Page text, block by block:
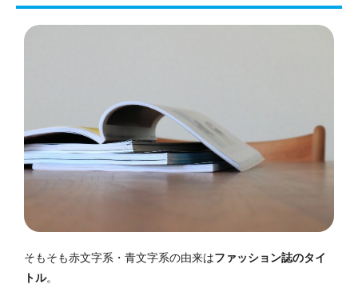
そもそも赤文字系・青文字系の由来はファッション誌のタイ
トル。